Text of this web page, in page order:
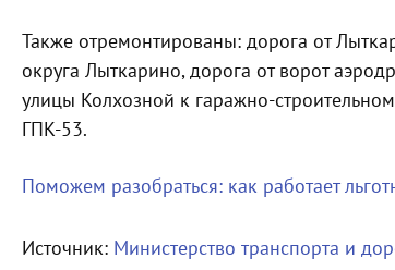
Также отремонтированы: дорога от
округа Лыткарино, дорога от ворот
улицы Колхозной к гаражно-
ГПК-53.
Поможем разобраться: как работает
Источник: Министерство транспорта и